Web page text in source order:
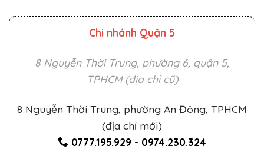
Chi nhánh Quận 5
8 Nguyễn Thời Trung, phường 6, quận 5,
TPHCM (địa chỉ cũ)
8 Nguyễn Thời Trung, phường An Đông, TPHCM
(địa chỉ mới)
0777.195.929 - 0974.230.324